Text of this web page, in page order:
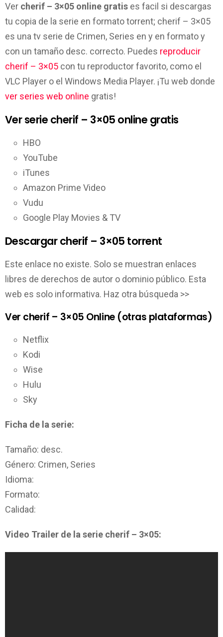
Ver cherif – 3×05 online gratis es facil si descargas
tu copia de la serie en formato torrent; cherif – 3×05
es una tv serie de Crimen, Series en y en formato y
con un tamaño desc. correcto. Puedes reproducir
cherif – 3×05 con tu reproductor favorito, como el
VLC Player o el Windows Media Player. ¡Tu web donde
ver series web online gratis!
Ver serie cherif – 3×05 online gratis
HBO
YouTube
iTunes
Amazon Prime Video
Vudu
Google Play Movies & TV
Descargar cherif – 3×05 torrent
Este enlace no existe. Solo se muestran enlaces
libres de derechos de autor o dominio público. Esta
web es solo informativa. Haz otra búsqueda >>
Ver cherif – 3×05 Online (otras plataformas)
Netflix
Kodi
Wise
Hulu
Sky
Ficha de la serie:
Tamaño: desc.
Género: Crimen, Series
Idioma:
Formato:
Calidad:
Video Trailer de la serie cherif – 3×05: